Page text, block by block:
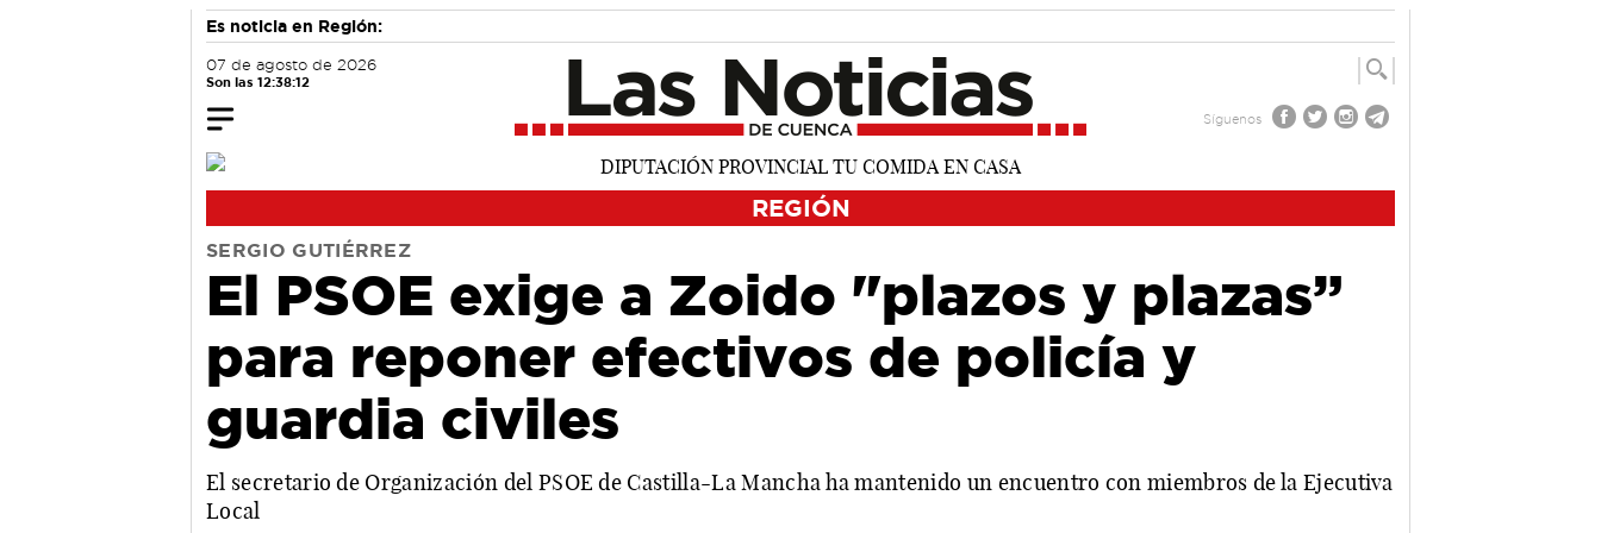
Es noticia en Región:
07 de agosto de 2026
Son las 12:38:13
Síguenos
REGIÓN
SERGIO GUTIÉRREZ
El PSOE exige a Zoido "plazos y plazas”
para reponer efectivos de policía y
guardia civiles
El secretario de Organización del PSOE de Castilla-La Mancha ha mantenido un encuentro con miembros de la Ejecutiva
Local